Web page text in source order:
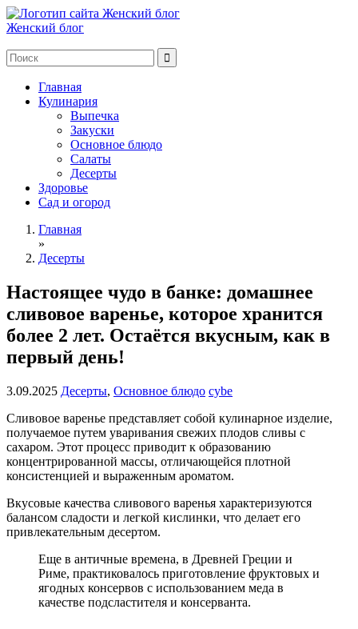
Женский блог
Главная
Кулинария
Выпечка
Закуски
Основное блюдо
Салаты
Десерты
Здоровье
Сад и огород
Главная
»
Десерты
Настоящее чудо в банке: домашнее
сливовое варенье, которое хранится
более 2 лет. Остаётся вкусным, как в
первый день!
3.09.2025 Десерты, Основное блюдо cybe
Сливовое варенье представляет собой кулинарное изделие,
получаемое путем уваривания свежих плодов сливы с
сахаром. Этот процесс приводит к образованию
концентрированной массы, отличающейся плотной
консистенцией и выраженным ароматом.
Вкусовые качества сливового варенья характеризуются
балансом сладости и легкой кислинки, что делает его
привлекательным десертом.
Еще в античные времена, в Древней Греции и
Риме, практиковалось приготовление фруктовых и
ягодных консервов с использованием меда в
качестве подсластителя и консерванта.